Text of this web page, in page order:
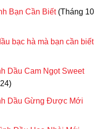
Bạn Cần Biết (Tháng 10
bạc hà mà bạn cần biết
Dầu Cam Ngọt Sweet
Dầu Gừng Được Mới